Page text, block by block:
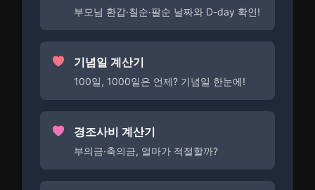
부모님 환갑·칠순·팔순 날짜와 D-day 확인!
기념일 계산기
100일, 1000일은 언제? 기념일 한눈에!
경조사비 계산기
부의금·축의금, 얼마가 적절할까?